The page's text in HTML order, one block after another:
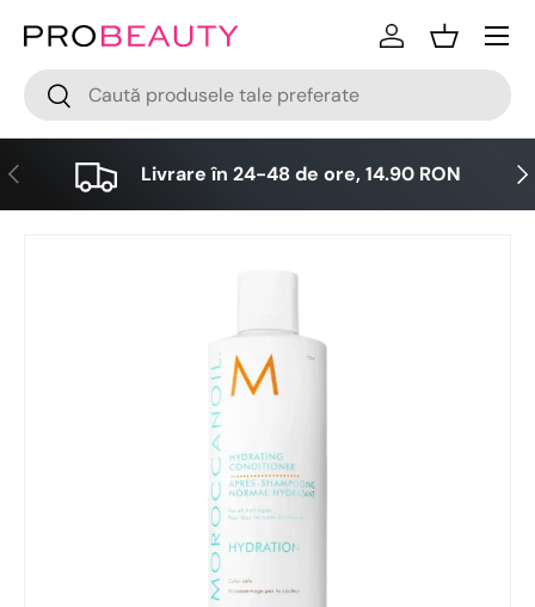
Sari la conținut
Cǎutare
Cǎutare
LogareCos
Meniu
Anterior Livrare în 24-48 de ore, 14.90 RON